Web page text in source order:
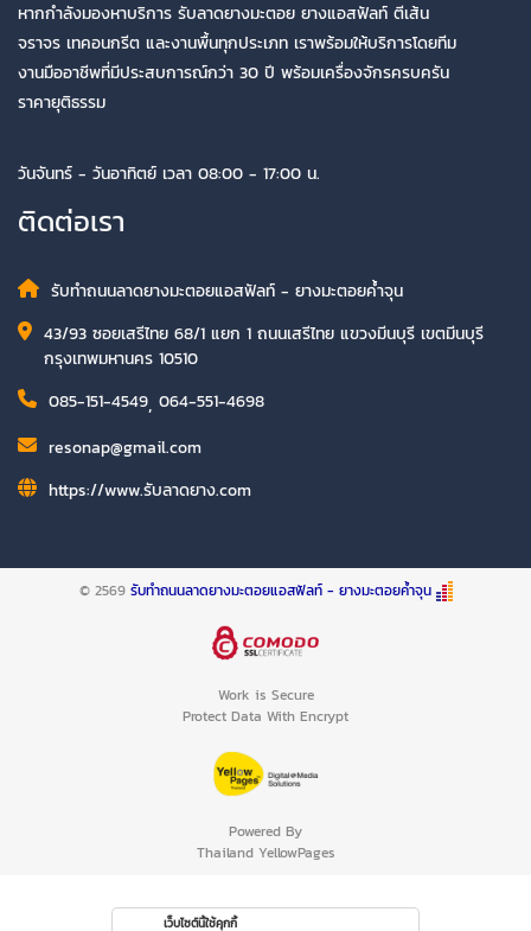
หากกำลังมองหาบริการ รับลาดยางมะตอย ยางแอสฟัลท์ ตีเส้น
จราจร เทคอนกรีต และงานพื้นทุกประเภท เราพร้อมให้บริการโดยทีม
งานมืออาชีพที่มีประสบการณ์กว่า 30 ปี พร้อมเครื่องจักรครบครัน
ราคายุติธรรม
วันจันทร์ - วันอาทิตย์ เวลา 08:00 - 17:00 น.
ติดต่อเรา
รับทำถนนลาดยางมะตอยแอสฟัลท์ - ยางมะตอยค้ำจุน
43/93 ซอยเสรีไทย 68/1 แยก 1 ถนนเสรีไทย แขวงมีนบุรี เขตมีนบุรี
กรุงเทพมหานคร 10510
085-151-4549, 064-551-4698
resonap@gmail.com​
https://www.รับลาดยาง.com
© 2569 รับทำถนนลาดยางมะตอยแอสฟัลท์ - ยางมะตอยค้ำจุน
Work is Secure
Protect Data With Encrypt
Powered By
Thailand YellowPages
เว็บไซต์นี้ใช้คุกกี้